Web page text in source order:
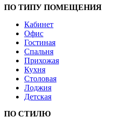
ПО ТИПУ ПОМЕЩЕНИЯ
Кабинет
Офис
Гостиная
Спальня
Прихожая
Кухня
Столовая
Лоджия
Детская
ПО СТИЛЮ